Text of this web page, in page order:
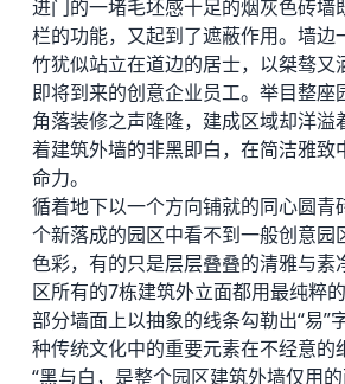
进门的一堵毛坯感十足的烟灰色砖墙
栏的功能，又起到了遮蔽作用。墙边
竹犹似站立在道边的居士，以桀骜又
即将到来的创意企业员工。举目整座
角落装修之声隆隆，建成区域却洋溢
着建筑外墙的非黑即白，在简洁雅致
命力。
循着地下以一个方向铺就的同心圆青
个新落成的园区中看不到一般创意园
色彩，有的只是层层叠叠的清雅与素
区所有的7栋建筑外立面都用最纯粹
部分墙面上以抽象的线条勾勒出“易”
种传统文化中的重要元素在不经意的
“黑与白，是整个园区建筑外墙仅用